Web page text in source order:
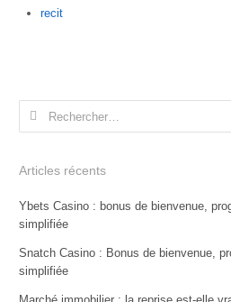
Author
recit
Rechercher :
Articles récents
Ybets Casino : bonus de bienvenue,
simplifiée
Snatch Casino : Bonus de bienvenue,
simplifiée